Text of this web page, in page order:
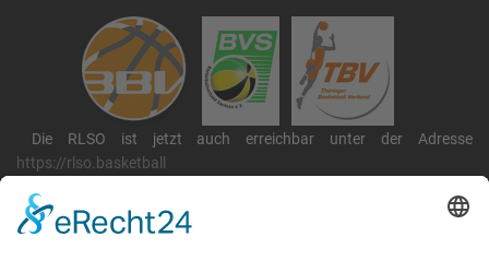
Die RLSO ist jetzt auch erreichbar unter der Adresse
https://rlso.basketball
Wir betreiben ...